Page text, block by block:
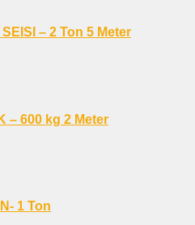
– 2 Ton 5 Meter
– 600 kg 2 Meter
1 Ton